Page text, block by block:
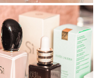
Lauder Advanced
Night Repair